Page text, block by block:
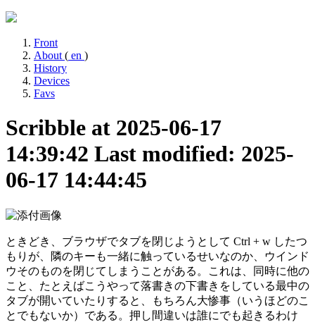
Front
About ( en )
History
Devices
Favs
Scribble at 2025-06-17
14:39:42 Last modified: 2025-
06-17 14:44:45
ときどき、ブラウザでタブを閉じようとして Ctrl + w したつ
もりが、隣のキーも一緒に触っているせいなのか、ウインド
ウそのものを閉じてしまうことがある。これは、同時に他の
こと、たとえばこうやって落書きの下書きをしている最中の
タブが開いていたりすると、もちろん大惨事（いうほどのこ
とでもないか）である。押し間違いは誰にでも起きるわけ